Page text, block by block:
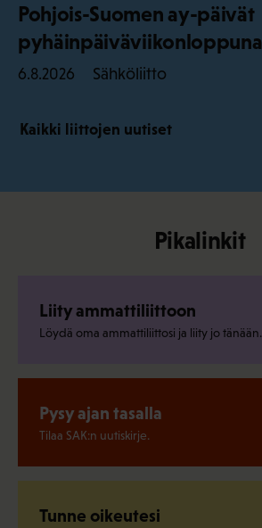
Pohjois-Suomen ay-päivät
pyhäinpäiväviikonloppuna
6.8.2026 Sähköliitto
Kaikki liittojen uutiset
Pikalinkit
Liity ammattiliittoon
Löydä oma ammattiliittosi ja liity jo tänään.
Pysy ajan tasalla
Tilaa SAK:n uutiskirje.
Tunne oikeutesi